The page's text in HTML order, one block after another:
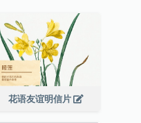
花语友谊明信片